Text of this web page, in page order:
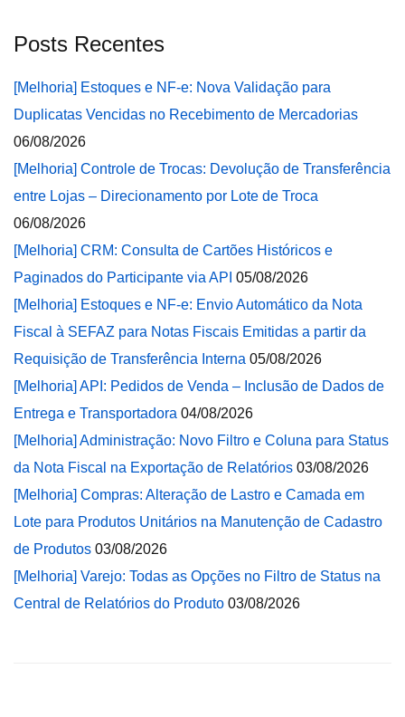
Posts Recentes
[Melhoria] Estoques e NF-e: Nova Validação para
Duplicatas Vencidas no Recebimento de Mercadorias
06/08/2026
[Melhoria] Controle de Trocas: Devolução de Transferência
entre Lojas – Direcionamento por Lote de Troca
06/08/2026
[Melhoria] CRM: Consulta de Cartões Históricos e
Paginados do Participante via API 05/08/2026
[Melhoria] Estoques e NF-e: Envio Automático da Nota
Fiscal à SEFAZ para Notas Fiscais Emitidas a partir da
Requisição de Transferência Interna 05/08/2026
[Melhoria] API: Pedidos de Venda – Inclusão de Dados de
Entrega e Transportadora 04/08/2026
[Melhoria] Administração: Novo Filtro e Coluna para Status
da Nota Fiscal na Exportação de Relatórios 03/08/2026
[Melhoria] Compras: Alteração de Lastro e Camada em
Lote para Produtos Unitários na Manutenção de Cadastro
de Produtos 03/08/2026
[Melhoria] Varejo: Todas as Opções no Filtro de Status na
Central de Relatórios do Produto 03/08/2026